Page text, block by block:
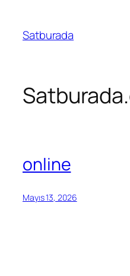
Satburada
online
Mayıs 13, 2026